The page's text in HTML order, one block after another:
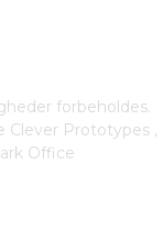
forbeholdes.
Clever Prototypes ,
Office